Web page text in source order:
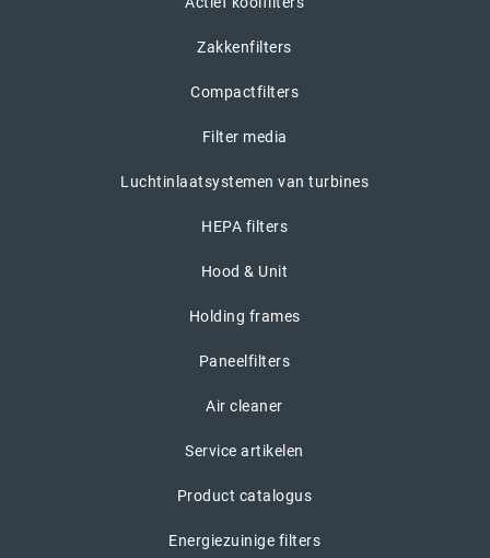
Zakkenfilters
Compactfilters
Filter media
Luchtinlaatsystemen van turbines
HEPA filters
Hood & Unit
Holding frames
Paneelfilters
Air cleaner
Service artikelen
Product catalogus
Energiezuinige filters